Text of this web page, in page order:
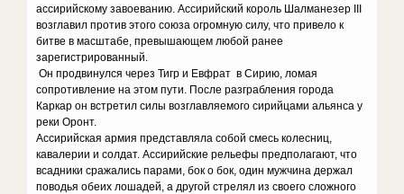
ассирийскому завоеванию. Ассирийский король Шалманезер III
возглавил против этого союза огромную силу, что привело к
битве в масштабе, превышающем любой ранее
зарегистрированный.
Он продвинулся через Тигр и Евфрат в Сирию, ломая
сопротивление на этом пути. После разграбления города
Каркар он встретил силы возглавляемого сирийцами альянса у
реки Оронт.
Ассирийская армия представляла собой смесь колесниц,
кавалерии и солдат. Ассирийские рельефы предполагают, что
всадники сражались парами, бок о бок, один мужчина держал
поводья обеих лошадей, а другой стрелял из своего сложного